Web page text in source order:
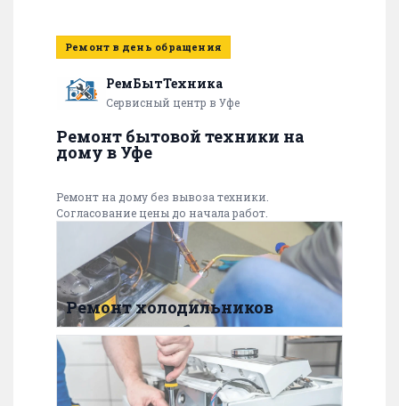
Ремонт в день обращения
РемБытТехника
Сервисный центр в Уфе
Ремонт бытовой техники на
дому в Уфе
Ремонт на дому без вывоза техники.
Согласование цены до начала работ.
Ремонт холодильников